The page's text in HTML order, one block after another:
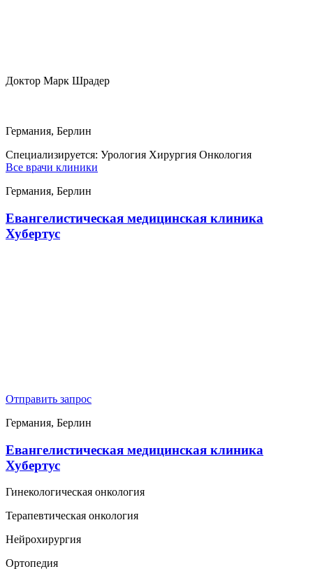
Доктор Марк Шрадер
Германия, Берлин
Специализируется: Урология Хирургия Онкология
Все врачи клиники
Германия, Берлин
Евангелистическая медицинская клиника
Хубертус
Отправить запрос
Германия, Берлин
Евангелистическая медицинская клиника
Хубертус
Гинекологическая онкология
Терапевтическая онкология
Нейрохирургия
Ортопедия